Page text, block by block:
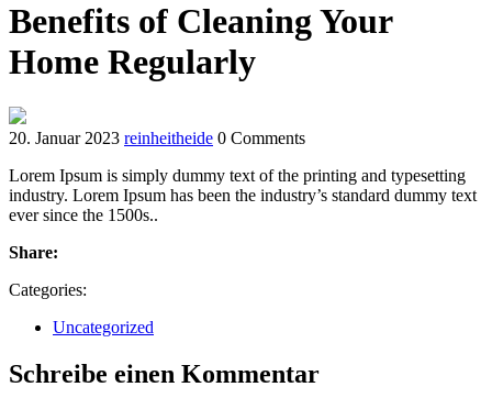
Benefits of Cleaning Your
Home Regularly
20. Januar 2023 reinheitheide 0 Comments
Lorem Ipsum is simply dummy text of the printing and typesetting
industry. Lorem Ipsum has been the industry’s standard dummy text
ever since the 1500s..
Share:
Categories:
Uncategorized
Schreibe einen Kommentar